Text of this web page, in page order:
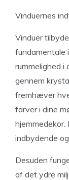
Vinduernes
Vinduer
fundamentale
rummelighed i
gennem
fremhæver
farver i dine
hjemmedekor.
indbydende
Desuden
af det ydre